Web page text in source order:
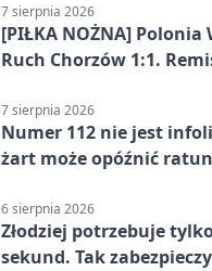
7 sierpnia 2026
[PIŁKA NOŻNA] Polonia
Ruch Chorzów 1:1.
7 sierpnia 2026
Numer 112 nie jest
żart może opóźnić
6 sierpnia 2026
Złodziej potrzebuje
sekund. Tak